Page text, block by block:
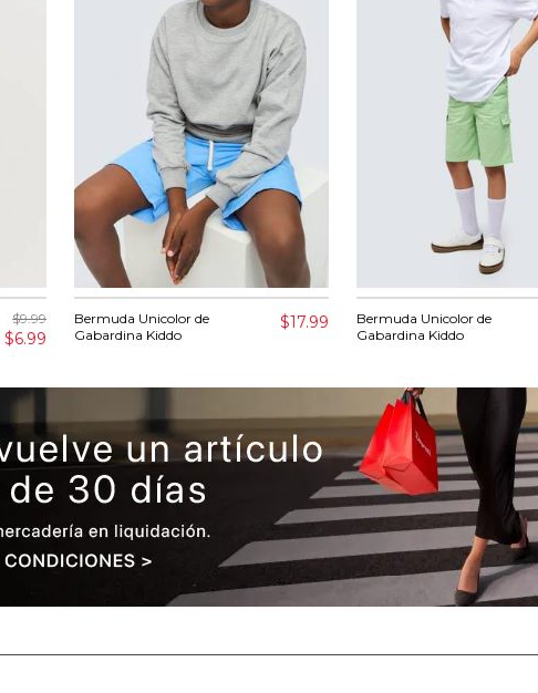
$9.99
$6.99
Bermuda Unicolor de
Gabardina Kiddo
$17.99
Bermuda Unicolor de
Gabardina Kiddo